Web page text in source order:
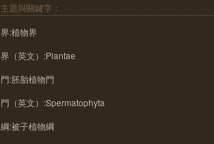
主題與關鍵字：
界:植物界
界（英文）:Plantae
門:胚胎植物門
門（英文）:Spermatophyta
綱:被子植物綱